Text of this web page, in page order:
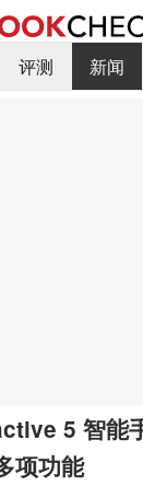
评测
新闻
5 智能
项功能